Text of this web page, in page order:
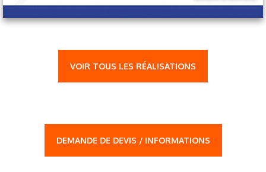
VOIR TOUS LES RÉALISATIONS
DEMANDE DE DEVIS / INFORMATIONS